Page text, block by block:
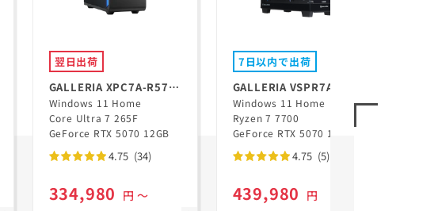
翌日出荷
GALLERIA XPC7A-R57-
GD
Windows 11 Home
Core Ultra 7 265F
GeForce RTX 5070 12GB
4.75 (34)
334,980 円 ～
7日以内で出荷
GALLERIA VSPR7A-R57-
B Ryzen 7 7700搭載 ぶい
すぽっ！コラボモデル
Windows 11 Home
Ryzen 7 7700
GeForce RTX 5070 12GB
4.75 (5)
439,980 円